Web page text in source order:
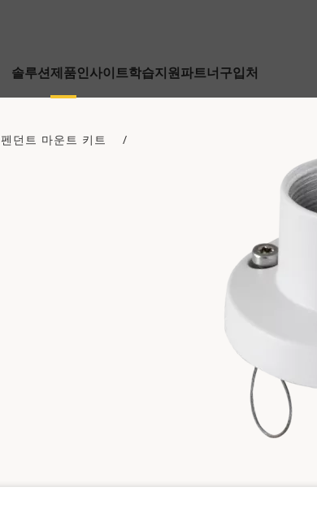
솔루션제품인사이트학습지원파트너구입처
펜던트 마운트 키트